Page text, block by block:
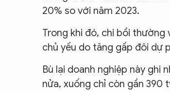
20% so với năm 2023.
Trong khi đó, chi bồi thường
chủ yếu do tăng gấp đôi dự
Bù lại doanh nghiệp này ghi
nửa, xuống chỉ còn gần 390